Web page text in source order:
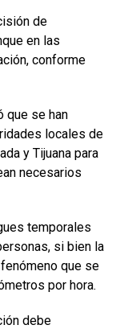
de
en las
conforme
que se han
locales de
y Tijuana para
necesarios
temporales
si bien la
que se
por hora.
debe